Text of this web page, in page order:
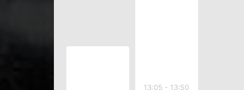
13:05 - 13:50